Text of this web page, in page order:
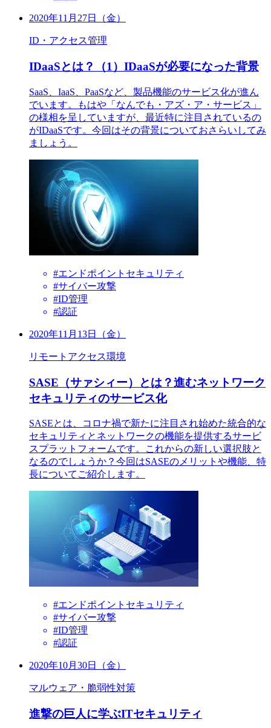
2020年11月27日（金）
ID・アクセス管理
IDaaSとは？（1）IDaaSが必要になった背景
SaaS、IaaS、PaaSなど、製品機能のサービス化が進ん
でいます。もはや「なんでも・アズ・ア・サービス」
の様相を呈していますが、最近特に注目されているの
がIDaaSです。今回はその背景についておさらいしてみ
ましょう。
#エンドポイントセキュリティ
#サイバー攻撃
#ID管理
#認証
2020年11月13日（金）
リモートアクセス環境
SASE（サァシィー）とは？進むネットワーク
セキュリティのサービス化
SASEとは、コロナ禍で新たに注目され始めた統合的な
セキュリティとネットワークの機能を提供するサービ
スプラットフォームです。これからの新しい選択肢と
なるのでしょうか？今回はSASEのメリットや機能、特
長についてご紹介します。
#エンドポイントセキュリティ
#サイバー攻撃
#ID管理
#認証
2020年10月30日（金）
マルウェア・脆弱性対策
進撃の巨人に学ぶITセキュリティ